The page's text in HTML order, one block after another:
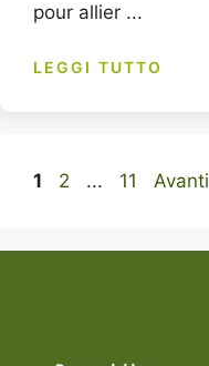
pour allier ...
LEGGI TUTTO
Pagina
1 Pagina
2 ... Pagina
11 Avanti